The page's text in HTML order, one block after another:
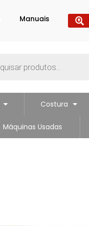
Manuais
Costura
Máquinas Usadas